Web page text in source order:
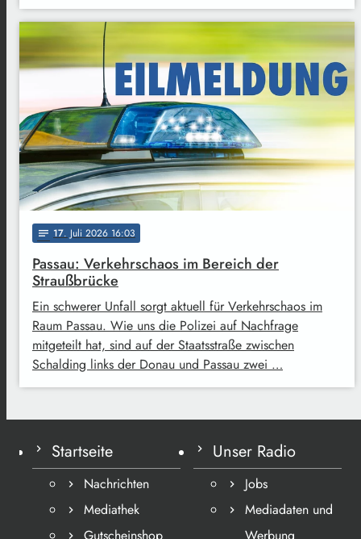
notes 17. Juli 2026 16:03
Passau: Verkehrschaos im Bereich der
Straußbrücke
Ein schwerer Unfall sorgt aktuell für Verkehrschaos im
Raum Passau. Wie uns die Polizei auf Nachfrage
mitgeteilt hat, sind auf der Staatsstraße zwischen
Schalding links der Donau und Passau zwei …
Startseite
Nachrichten
Mediathek
Unser Radio
Jobs
Mediadaten und